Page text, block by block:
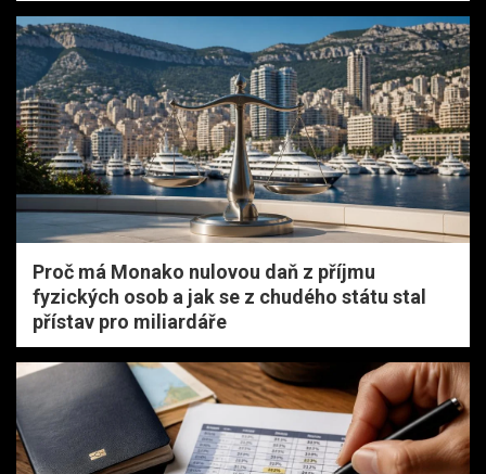
Proč má Monako nulovou daň z příjmu
fyzických osob a jak se z chudého státu stal
přístav pro miliardáře